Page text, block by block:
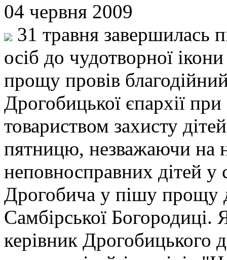
04 червня 2009
31 травня завершилась
осіб до чудотворної
прощу провів
Дрогобицької єпархії
товариством захисту
пятницю, незважаючи на
неповносправних дітей у
Дрогобича у пішу прощу
Самбірської
керівник Дрогобицького